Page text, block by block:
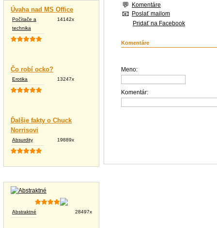
Úvaha nad MS Office
Počítače a
technika
14142x
Čo robí ocko?
Erotika 13247x
Ďalšie fakty o Chuck
Norrisovi
Absurdity 19889x
Abstraktné 28497x
Komentáre
Poslať mailom
Pridať na Facebook
Komentáre
Meno:
Komentár: